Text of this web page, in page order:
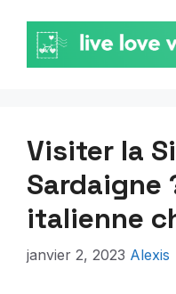
contenu
Visiter la
Sardaigne
italienne
janvier 2, 2023 Alexis